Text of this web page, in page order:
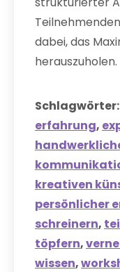
dabei, das
herauszuholen.
Schlagwörter:
erfahrung,
kreativen
persönlicher
schreinern,
töpfern,
wissen,